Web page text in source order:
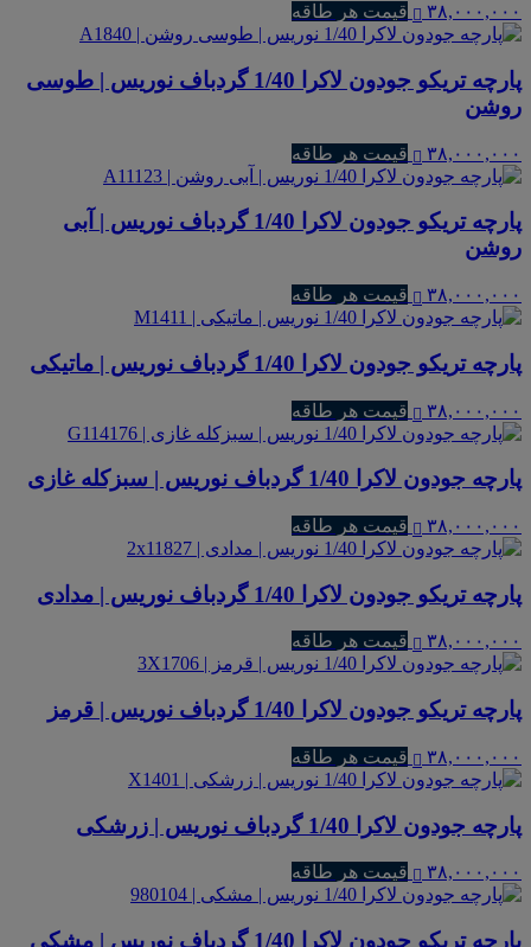
۳۸,۰۰۰,۰۰۰ قیمت هر طاقه
پارچه تریکو جودون لاکرا 1/40 گردباف نوریس | طوسی
روشن
۳۸,۰۰۰,۰۰۰ قیمت هر طاقه
پارچه تریکو جودون لاکرا 1/40 گردباف نوریس | آبی
روشن
۳۸,۰۰۰,۰۰۰ قیمت هر طاقه
پارچه تریکو جودون لاکرا 1/40 گردباف نوریس | ماتیکی
۳۸,۰۰۰,۰۰۰ قیمت هر طاقه
پارچه جودون لاکرا 1/40 گردباف نوریس | سبزکله غازی
۳۸,۰۰۰,۰۰۰ قیمت هر طاقه
پارچه تریکو جودون لاکرا 1/40 گردباف نوریس | مدادی
۳۸,۰۰۰,۰۰۰ قیمت هر طاقه
پارچه تریکو جودون لاکرا 1/40 گردباف نوریس | قرمز
۳۸,۰۰۰,۰۰۰ قیمت هر طاقه
پارچه جودون لاکرا 1/40 گردباف نوریس | زرشکی
۳۸,۰۰۰,۰۰۰ قیمت هر طاقه
پارچه تریکو جودون لاکرا 1/40 گردباف نوریس | مشکی